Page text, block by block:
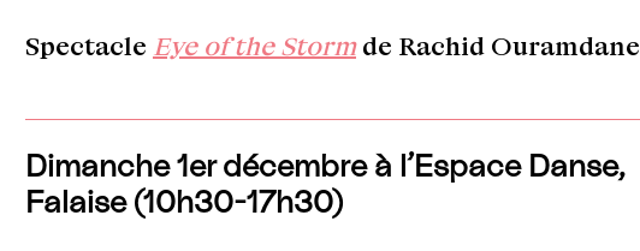
Spectacle Eye of the Storm de Rachid Ouramdane
Dimanche 1er décembre à l’Espace Danse,
Falaise (10h30-17h30)